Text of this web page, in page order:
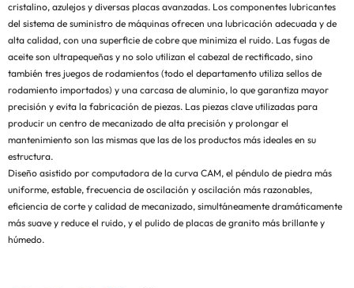
cristalino, azulejos y diversas placas avanzadas. Los componentes lubricantes
del sistema de suministro de máquinas ofrecen una lubricación adecuada y de
alta calidad, con una superficie de cobre que minimiza el ruido. Las fugas de
aceite son ultrapequeñas y no solo utilizan el cabezal de rectificado, sino
también tres juegos de rodamientos (todo el departamento utiliza sellos de
rodamiento importados) y una carcasa de aluminio, lo que garantiza mayor
precisión y evita la fabricación de piezas. Las piezas clave utilizadas para
producir un centro de mecanizado de alta precisión y prolongar el
mantenimiento son las mismas que las de los productos más ideales en su
estructura.
Diseño asistido por computadora de la curva CAM, el péndulo de piedra más
uniforme, estable, frecuencia de oscilación y oscilación más razonables,
eficiencia de corte y calidad de mecanizado, simultáneamente dramáticamente
más suave y reduce el ruido, y el pulido de placas de granito más brillante y
húmedo.